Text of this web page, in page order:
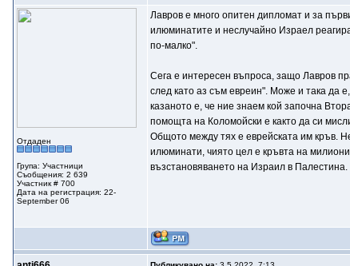
Отдаден
Група: Участници
Съобщения: 2 639
Участник # 700
Дата на регистрация: 22-
September 06
Лавров е много опитен дипломат и за
илюминатите и неслучайно Израел
по-малко".
Сега е интересен въпроса, защо Лавров
след като аз съм евреин". Може и така да
казаното е, че ние знаем кой започна
помощта на Коломойски е както да си
Общото между тях е еврейската им кръв.
илюминати, чиято цел е кръвта на
възстановяването на Израил в Палестина.